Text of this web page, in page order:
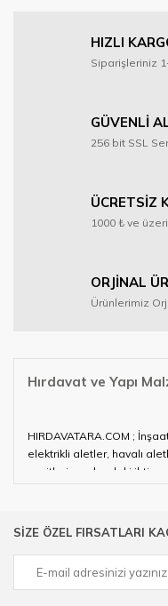
HIZLI
Siparişleriniz
GÜVENLİ
256 bit SSL
ÜCRETSİZ
1000 ₺ ve
ORJİNAL
Ürünlerimiz
Hırdavat ve Yapı
HIRDAVATARA.COM ;
elektrikli aletler, havalı
çeşitleri ve alandaki
çalışan
Ülkemizde özellikle
SİZE ÖZEL FIRSATLARI